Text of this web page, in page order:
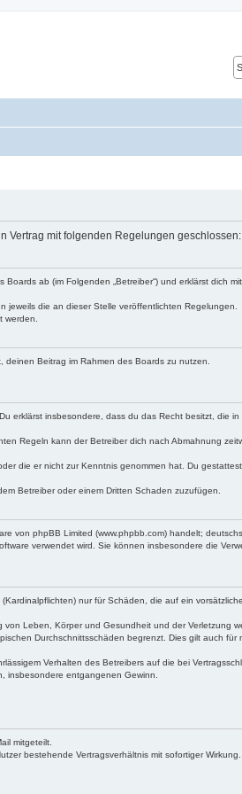
Vertrag mit folgenden Regelungen geschlossen:
ab (im Folgenden „Betreiber“) und erklärst dich
die an dieser Stelle veröffentlichten Regelungen.
Beitrag im Rahmen des Boards zu nutzen.
erklärst insbesondere, dass du das Recht besitzt, die
Regeln kann der Betreiber dich nach Abmahnung
die er nicht zur Kenntnis genommen hat. Du
Betreiber oder einem Dritten Schaden zuzufügen.
von phpBB Limited (www.phpbb.com) handelt;
verwendet wird. Sie können insbesondere die
nur für Schäden, die auf ein
Leben, Körper und Gesundheit und der Verletzung
Durchschnittsschäden begrenzt. Dies gilt auch für
Verhalten des Betreibers auf die bei
insbesondere entgangenen Gewinn.
mitgeteilt.
bestehende Vertragsverhältnis mit sofortiger Wirkung.